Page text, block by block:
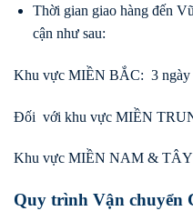
Thời gian giao hàng đến
cận như sau:
Khu vực MIỀN BẮC: 3 ngày
Đối với khu vực MIỀN
Khu vực MIỀN NAM &
Quy trình Vận chuyển